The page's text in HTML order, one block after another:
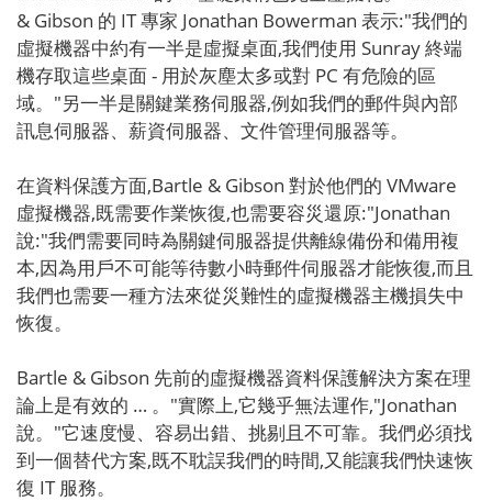
& Gibson 的 IT 專家 Jonathan Bowerman 表示:"我們的
虛擬機器中約有一半是虛擬桌面,我們使用 Sunray 終端
機存取這些桌面 - 用於灰塵太多或對 PC 有危險的區
域。"另一半是關鍵業務伺服器,例如我們的郵件與內部
訊息伺服器、薪資伺服器、文件管理伺服器等。
在資料保護方面,Bartle & Gibson 對於他們的 VMware
虛擬機器,既需要作業恢復,也需要容災還原:"Jonathan
說:"我們需要同時為關鍵伺服器提供離線備份和備用複
本,因為用戶不可能等待數小時郵件伺服器才能恢復,而且
我們也需要一種方法來從災難性的虛擬機器主機損失中
恢復。
Bartle & Gibson 先前的虛擬機器資料保護解決方案在理
論上是有效的 … 。"實際上,它幾乎無法運作,"Jonathan
說。"它速度慢、容易出錯、挑剔且不可靠。我們必須找
到一個替代方案,既不耽誤我們的時間,又能讓我們快速恢
復 IT 服務。